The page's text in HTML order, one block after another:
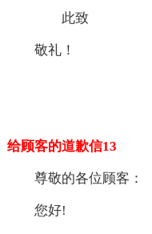
此致
敬礼！
给顾客的道歉信13
尊敬的各位顾客：
您好!